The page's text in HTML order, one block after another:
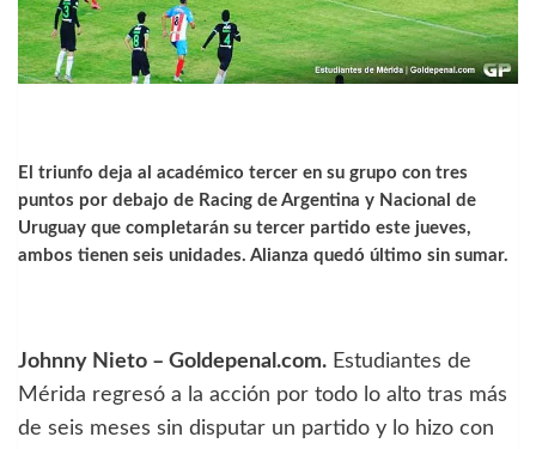
El triunfo deja al académico tercer en su grupo con tres
puntos por debajo de Racing de Argentina y Nacional de
Uruguay que completarán su tercer partido este jueves,
ambos tienen seis unidades. Alianza quedó último sin sumar.
Johnny Nieto – Goldepenal.com. Estudiantes de
Mérida regresó a la acción por todo lo alto tras más
de seis meses sin disputar un partido y lo hizo con